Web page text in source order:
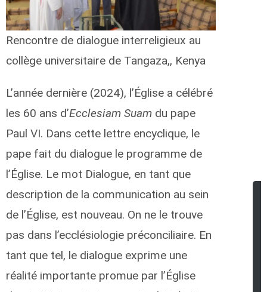
Rencontre de dialogue interreligieux au
collège universitaire de Tangaza,, Kenya
L’année dernière (2024), l’Église a célébré
les 60 ans d’Ecclesiam Suam du pape
Paul VI. Dans cette lettre encyclique, le
pape fait du dialogue le programme de
l’Église. Le mot Dialogue, en tant que
description de la communication au sein
de l’Église, est nouveau. On ne le trouve
pas dans l’ecclésiologie préconciliaire. En
tant que tel, le dialogue exprime une
réalité importante promue par l’Église